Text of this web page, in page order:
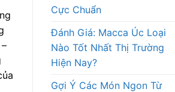
Cực Chuẩn
Đánh Giá: Macca Úc Loại
Nào Tốt Nhất Thị Trường
Hiện Nay?
Gợi Ý Các Món Ngon Từ